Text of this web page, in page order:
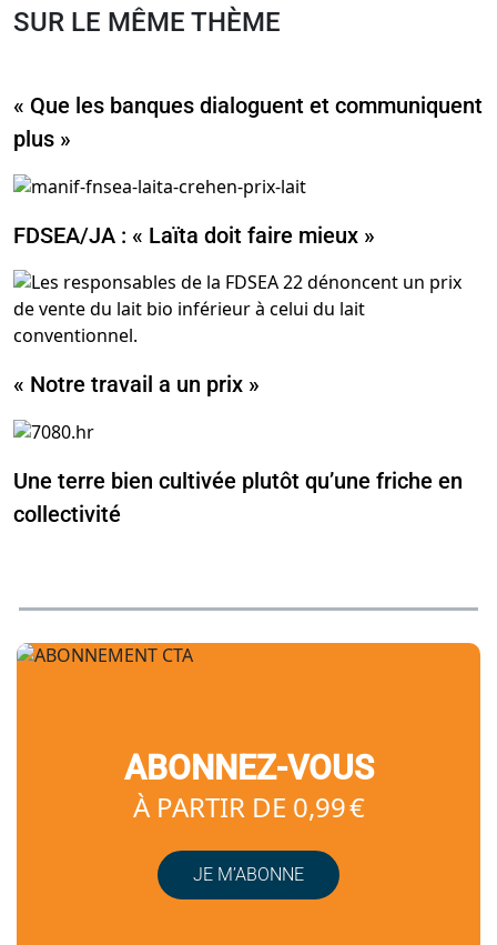
SUR LE MÊME THÈME
« Que les banques dialoguent et communiquent
plus »
FDSEA/JA : « Laïta doit faire mieux »
« Notre travail a un prix »
Une terre bien cultivée plutôt qu’une friche en
collectivité
ABONNEZ-VOUS
À PARTIR DE 0,99 €
JE M’ABONNE